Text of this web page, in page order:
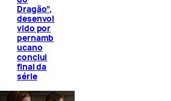
Dragão”,
desenvol
vido por
pernamb
ucano
conclui
final da
série